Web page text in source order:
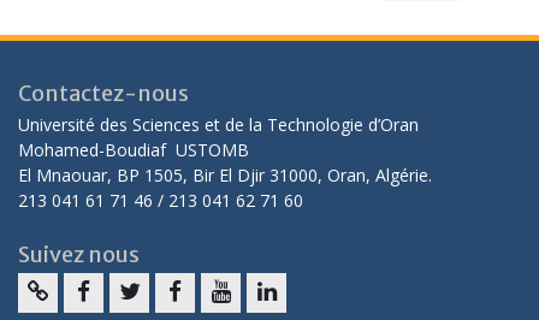
Contactez-nous
Université des Sciences et de la Technologie d’Oran
Mohamed-Boudiaf USTOMB
El Mnaouar, BP 1505, Bir El Djir 31000, Oran, Algérie.
213 041 61 71 46 / 213 041 62 71 60
Suivez nous